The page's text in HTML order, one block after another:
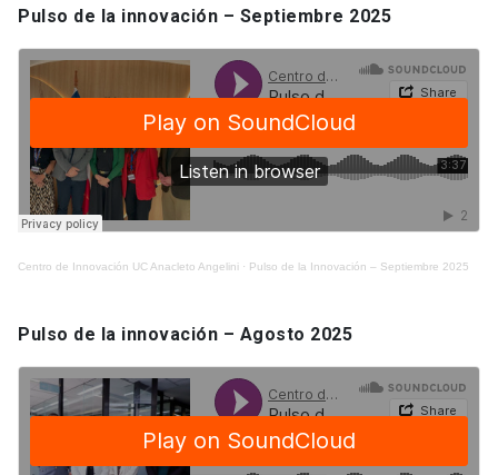
Pulso de la innovación – Septiembre 2025
Centro de Innovación UC Anacleto Angelini · Pulso de la Innovación – Septiembre 2025
Pulso de la innovación – Agosto 2025